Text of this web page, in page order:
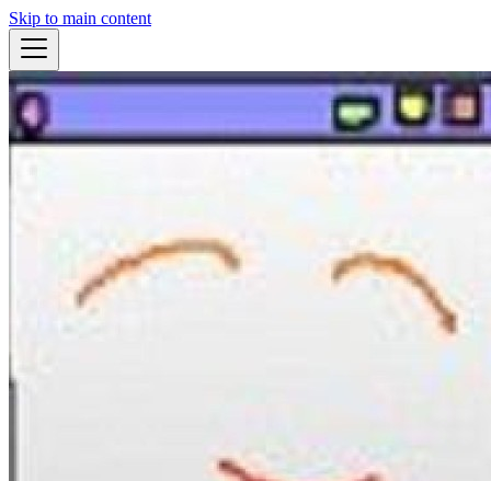
Skip to main content